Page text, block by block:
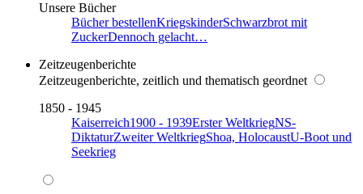
Unsere Bücher
Bücher bestellenKriegskinderSchwarzbrot mit
ZuckerDennoch gelacht…
Zeitzeugenberichte
Zeitzeugenberichte, zeitlich und thematisch geordnet
1850 - 1945
Kaiserreich1900 - 1939Erster WeltkriegNS-
DiktaturZweiter WeltkriegShoa, HolocaustU-Boot und
Seekrieg